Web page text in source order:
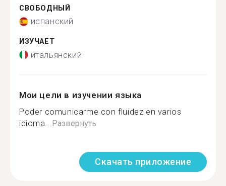
СВОБОДНЫЙ
испанский
ИЗУЧАЕТ
итальянский
Мои цели в изучении языка
Poder comunicarme con fluidez en varios
idioma... Развернуть
Скачать приложение